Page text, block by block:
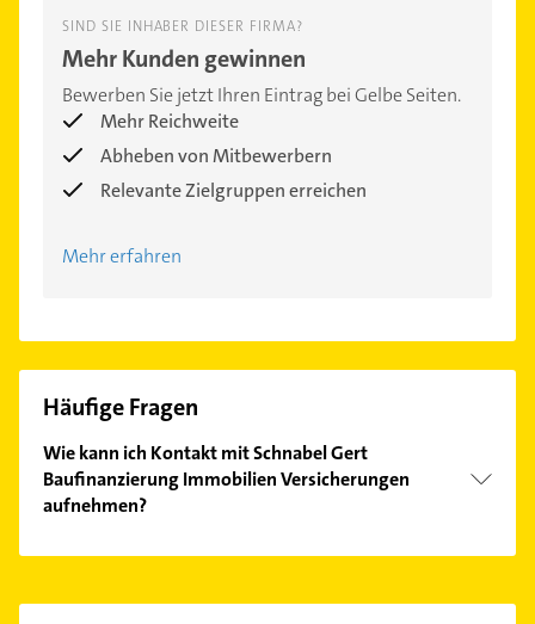
SIND SIE INHABER DIESER FIRMA?
Mehr Kunden gewinnen
Bewerben Sie jetzt Ihren Eintrag bei Gelbe Seiten.
Mehr Reichweite
Abheben von Mitbewerbern
Relevante Zielgruppen erreichen
Mehr erfahren
Häufige Fragen
Wie kann ich Kontakt mit Schnabel Gert
Baufinanzierung Immobilien Versicherungen
aufnehmen?